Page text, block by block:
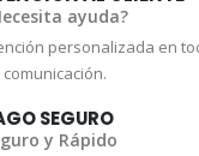
ayuda?
personalizada en
comunicación.
SEGURO
y Rápido